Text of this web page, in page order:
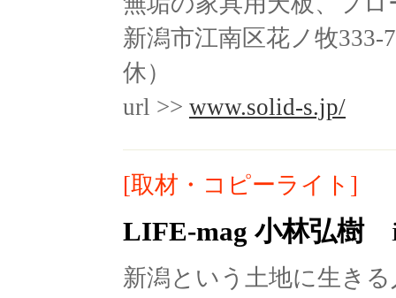
新潟市江南区花ノ牧
休）
url >> www.solid-s.jp/
[取材・コピーライト]
LIFE-mag 小林弘樹
新潟という土地に生き